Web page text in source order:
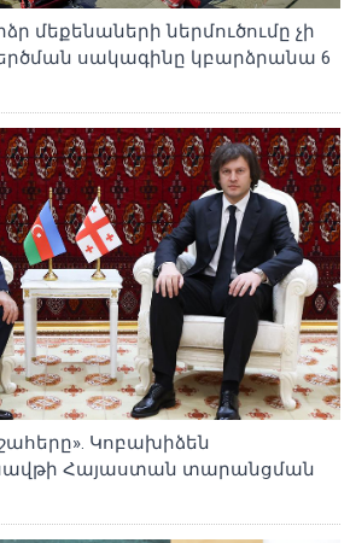
մեքենաների ներմուծումը չի
սակագինը կբարձրանա 6
Կոբախիձեն
Հայաստան տարանցման